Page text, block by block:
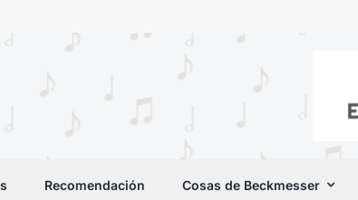
Recomendación Cosas de Beckmesser